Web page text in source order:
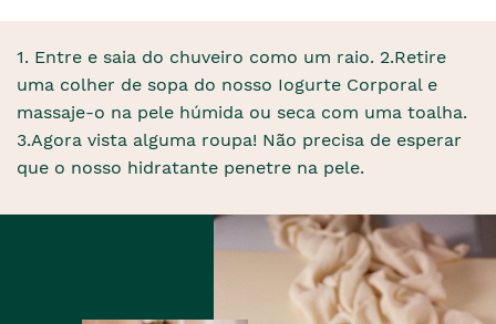
1. Entre e saia do chuveiro como um raio. 2.Retire
uma colher de sopa do nosso Iogurte Corporal e
massaje-o na pele húmida ou seca com uma toalha.
3.Agora vista alguma roupa! Não precisa de esperar
que o nosso hidratante penetre na pele.